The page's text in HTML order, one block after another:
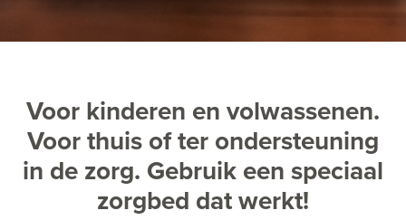
Voor kinderen en volwassenen.
Voor thuis of ter ondersteuning
in de zorg. Gebruik een speciaal
zorgbed dat werkt!